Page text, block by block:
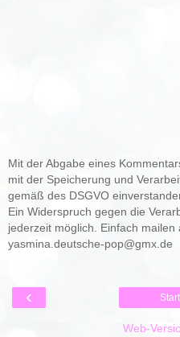
Mit der Abgabe eines
mit der Speicherung und
gemäß des DSGVO
Ein Widerspruch gegen die
jederzeit möglich. Einfach mailen
yasmina.deutsche-pop@gmx.de
‹
Web-